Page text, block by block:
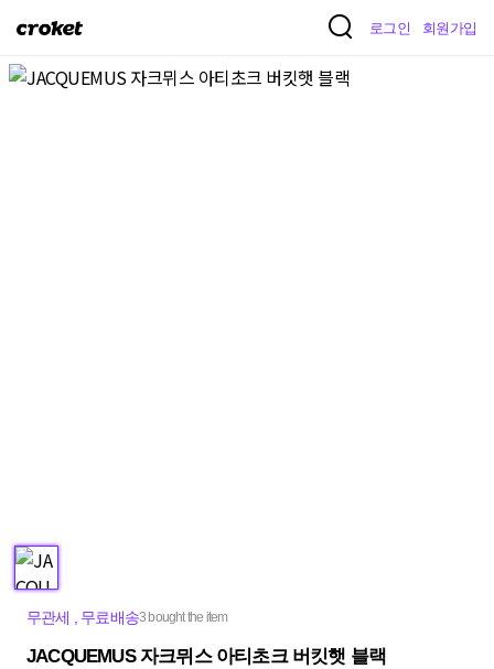
크
켓
로그인 회원가입
무관세 무료배송3 bought the item
JACQUEMUS 자크뮈스 아티초크 버킷햇 블랙